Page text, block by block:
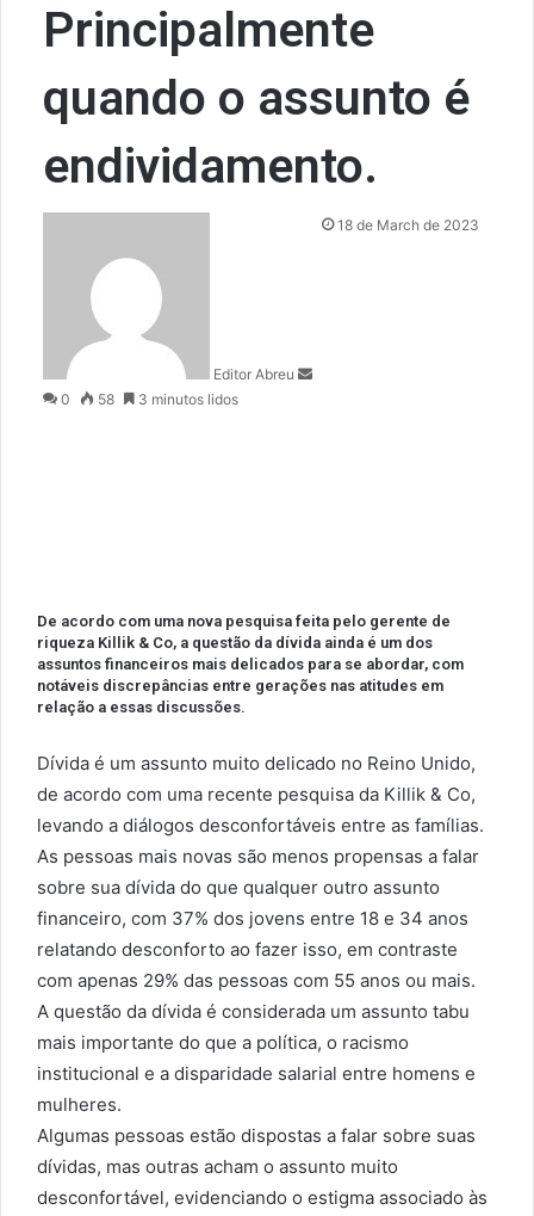
Principalmente
quando o assunto é
endividamento.
Editor Abreu
18 de March de 2023
0 58 3 minutos lidos
De acordo com uma nova pesquisa feita pelo gerente de
riqueza Killik & Co, a questão da dívida ainda é um dos
assuntos financeiros mais delicados para se abordar, com
notáveis discrepâncias entre gerações nas atitudes em
relação a essas discussões.
Dívida é um assunto muito delicado no Reino Unido,
de acordo com uma recente pesquisa da Killik & Co,
levando a diálogos desconfortáveis entre as famílias.
As pessoas mais novas são menos propensas a falar
sobre sua dívida do que qualquer outro assunto
financeiro, com 37% dos jovens entre 18 e 34 anos
relatando desconforto ao fazer isso, em contraste
com apenas 29% das pessoas com 55 anos ou mais.
A questão da dívida é considerada um assunto tabu
mais importante do que a política, o racismo
institucional e a disparidade salarial entre homens e
mulheres.
Algumas pessoas estão dispostas a falar sobre suas
dívidas, mas outras acham o assunto muito
desconfortável, evidenciando o estigma associado às